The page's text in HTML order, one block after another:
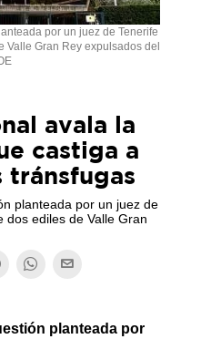
por un juez de Tenerife
Valle Gran Rey expulsados del
avala la
castiga a
tránsfugas
planteada por un juez de
dos ediles de Valle Gran
planteada por